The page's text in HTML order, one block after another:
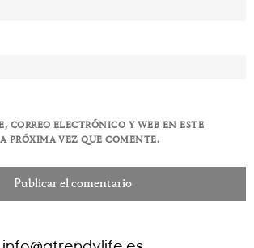
CORREO ELECTRÓNICO Y WEB EN ESTE
PRÓXIMA VEZ QUE COMENTE.